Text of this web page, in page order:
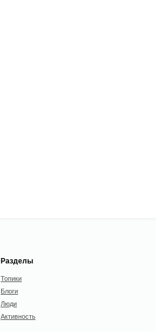
Разделы
Топики
Блоги
Люди
Активность